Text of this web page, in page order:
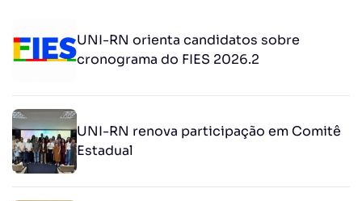
UNI-RN orienta candidatos sobre
cronograma do FIES 2026.2
UNI-RN renova participação em Comitê
Estadual